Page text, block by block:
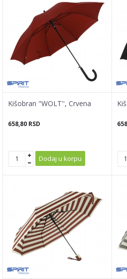
Kišobran "WOLT'', Crvena
658,80 RSD
Dodaj u korpu